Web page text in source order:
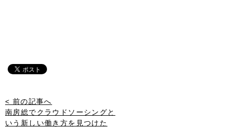
< 前の記事へ
南房総でクラウドソーシングと
いう新しい働き方を見つけた